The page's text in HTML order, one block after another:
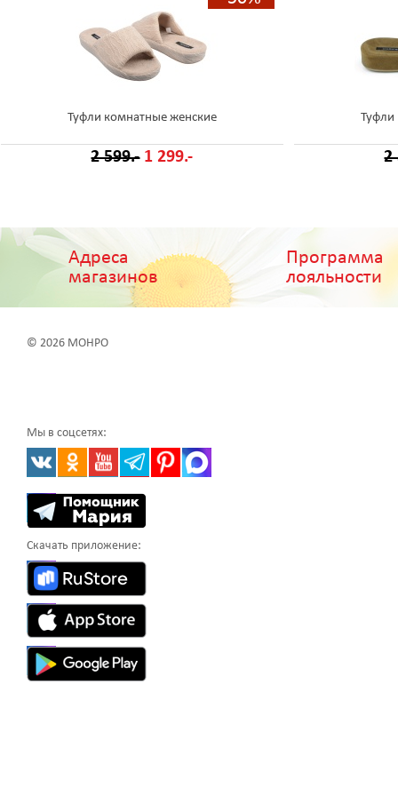
Туфли комнатные женские
2 599.- 1 299.-
Туфли
2
Адреса
магазинов
Программа
лояльности
© 2026 МОНРО
Мы в соцсетях:
Скачать приложение: